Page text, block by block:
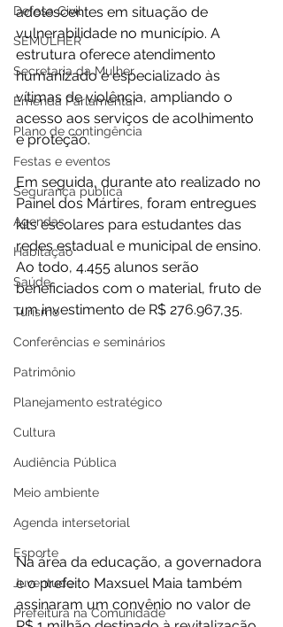
Defesa Civil
SEMULHER
Secretaria da Mulher
Emenda Parlamentar
Plano de contingência
Festas e eventos
Segurança pública
Agendas
Habitação
Saúde
Turismo
Conferências e seminários
Patrimônio
Planejamento estratégico
Cultura
Audiência Pública
Meio ambiente
Agenda intersetorial
Esporte
Juventude
Prefeitura na Comunidade
adolescentes em situação de
vulnerabilidade no município. A
estrutura oferece atendimento
humanizado e especializado às
vítimas de violência, ampliando o
acesso aos serviços de acolhimento
e proteção.
Em seguida, durante ato realizado no
Painel dos Mártires, foram entregues
kits escolares para estudantes das
redes estadual e municipal de ensino.
Ao todo, 4.455 alunos serão
beneficiados com o material, fruto de
um investimento de R$ 276.967,35.
Na área da educação, a governadora
e o prefeito Maxsuel Maia também
assinaram um convênio no valor de